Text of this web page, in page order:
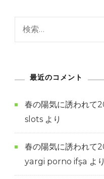
最近のコメント
春の陽気に誘われて
slots より
春の陽気に誘われて
yargi porno ifşa より